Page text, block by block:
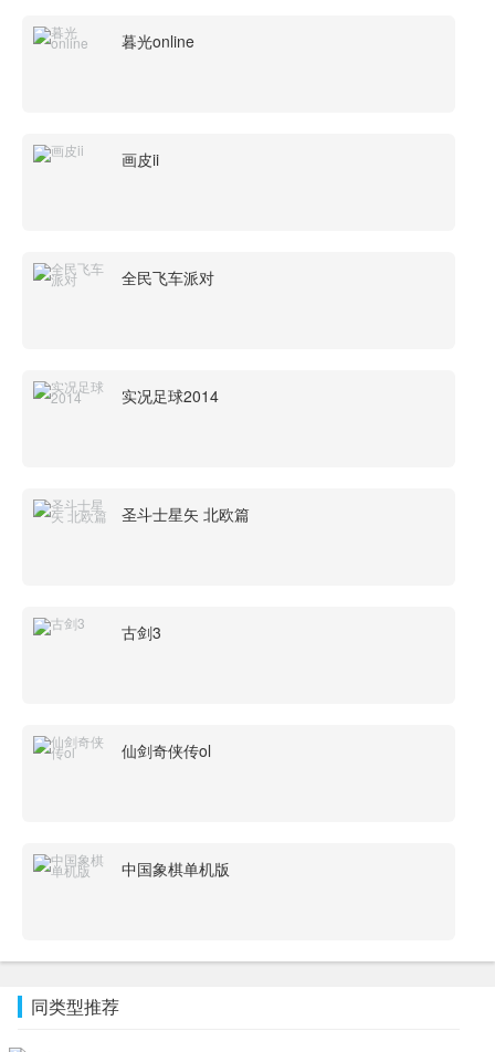
暮光online
画皮ii
全民飞车派对
实况足球2014
圣斗士星矢 北欧篇
古剑3
仙剑奇侠传ol
中国象棋单机版
同类型推荐